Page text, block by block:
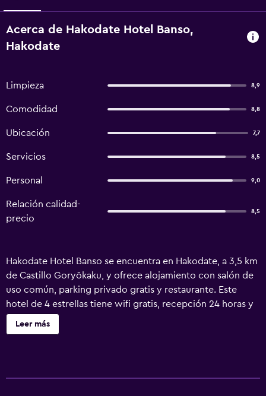
Acerca de Hakodate Hotel Banso,
Hakodate
Limpieza 8,9
Comodidad 8,8
Ubicación 7,7
Servicios 8,5
Personal 9,0
Relación calidad-
precio
8,5
Hakodate Hotel Banso se encuentra en Hakodate, a 3,5 km
de Castillo Goryōkaku, y ofrece alojamiento con salón de
uso común, parking privado gratis y restaurante. Este
hotel de 4 estrellas tiene wifi gratis, recepción 24 horas y
servicio de conserjería. El hotel dispone de habitaciones
familiares. En el hotel, las habitaciones tienen armario. En
Leer más